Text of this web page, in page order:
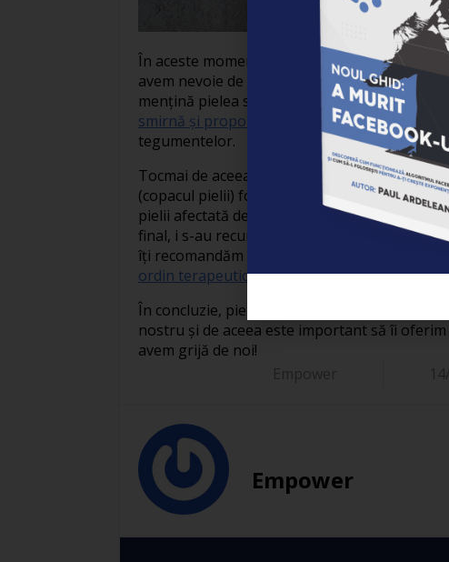
În aceste momente este cu atât mai necesar
avem nevoie de produse care să trateze
mențină pielea sănătoasă. Pentru toate
smirnă și propolis
Aur Dermvine ca o
tegumentelor.
Tocmai de aceea este indicată în multiple
(copacul pielii) folosită încă din vremuri
pielii afectată de diverși factori. A fost
final, i s-au recunoscut proprietățile
îți recomandăm să citești mai multe și despre
ordin terapeutic.
În concluzie, pielea noastră este poate cel
nostru și de aceea este important să îi
avem grijă de noi!
Empower